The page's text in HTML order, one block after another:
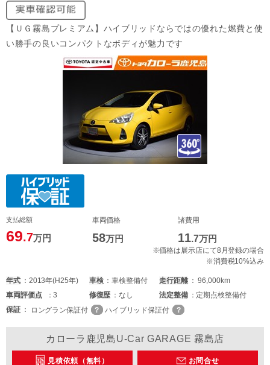
【ＵＧ霧島プレミアム】ハイブリッドならではの優れた燃費と使
い勝手の良いコンパクトなボディが魅力です
支払総額
69.7万円
車両価格
58万円
諸費用
11.7万円
※価格は展示店にて8月登録の場合
※消費税10%込み
年式 2013年(H25年) 車検 車検整備付 走行距離
96,000km
車両評価点 3 修復歴 なし 法定整備
定期点検整備付
保証
ロングラン保証付 ハイブリッド保証付
カローラ鹿児島U-Car GARAGE 霧島店
見積依頼（無料） お問合せ